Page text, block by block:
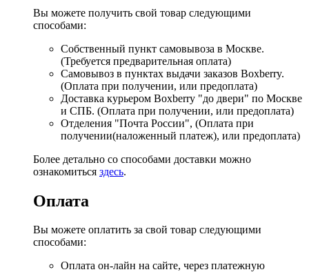
Вы можете получить свой товар следующими
способами:
Собственный пункт самовывоза в Москве.
(Требуется предварительная оплата)
Самовывоз в пунктах выдачи заказов Boxberry.
(Оплата при получении, или предоплата)
Доставка курьером Boxberry "до двери" по Москве
и СПБ. (Оплата при получении, или предоплата)
Отделения "Почта России", (Оплата при
получении(наложенный платеж), или предоплата)
Более детально со способами доставки можно
ознакомиться здесь.
Оплата
Вы можете оплатить за свой товар следующими
способами:
Оплата он-лайн на сайте, через платежную